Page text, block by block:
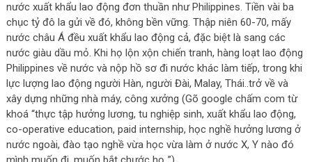
nước xuất khẩu lao động đơn thuần như Philippines. Tiền vài ba
chục tỷ đô la gửi về đó, không bền vững. Thập niên 60-70, mấy
nước châu Á đều xuất khẩu lao động cả, đặc biệt là sang các
nước giàu dầu mỏ. Khi họ lộn xộn chiến tranh, hàng loạt lao động
Philippines về nước và nộp hồ sơ đi nước khác làm tiếp, trong khi
lực lượng lao động người Hàn, người Đài, Malay, Thái..trở về và
xây dựng những nhà máy, công xưởng (Gõ google chấm com từ
khoá “thực tập hưởng lương, tu nghiệp sinh, xuất khẩu lao động,
co-operative education, paid internship, học nghề hưởng lương ở
nước ngoài, đào tạo nghề vừa học vừa làm ở nước X, Y nào đó